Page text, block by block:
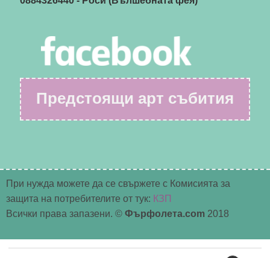
Предстоящи арт събития
При нужда можете да се свържете с Комисията за
защита на потребителите от тук: КЗП
Всички права запазени. © Фърфолета.com 2018